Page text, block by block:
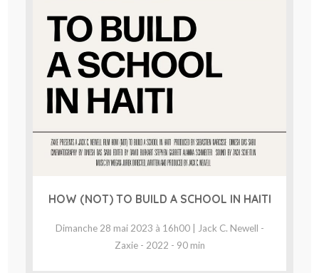
HOW (NOT) TO BUILD A SCHOOL IN HAITI
Dimanche 28 mai 2023 à 16h00 | Jack C. Newell -
Zaxie - 2022 - 90 min